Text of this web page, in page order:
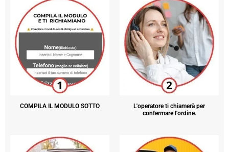
COMPILA IL MODULO SOTTO
L'operatore ti chiamerà per
confermare l'ordine.